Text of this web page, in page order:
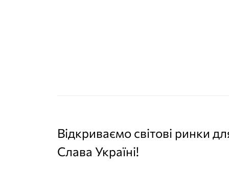
Відкриваємо світові ринки
Слава Україні!